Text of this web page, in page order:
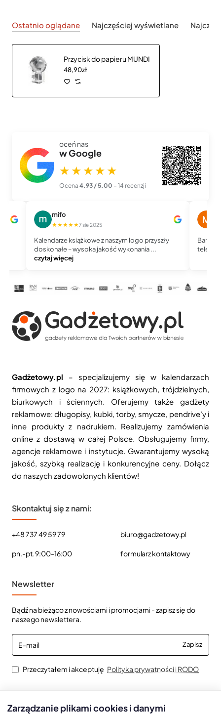
Ostatnio oglądane Najczęściej wyświetlane
Przycisk do papieru MUNDI
48,90zł
oceń nas
w Google
★★★★★
Ocena 4.93 / 5.00 – 14 recenzji
mifo
★★★★★7 sie 2025
Kalendarze książkowe z naszym logo przyszły
doskonałe – wysoka jakość wykonania ...
czytaj więcej
Bardzo
Gadżetowy.pl – specjalizujemy się w kalendarzach
firmowych z logo na 2027: książkowych, trójdzielnych,
biurkowych i ściennych. Oferujemy także gadżety
reklamowe: długopisy, kubki, torby, smycze, pendrive’y i
inne produkty z nadrukiem. Realizujemy zamówienia
online z dostawą w całej Polsce. Obsługujemy firmy,
agencje reklamowe i instytucje. Gwarantujemy wysoką
jakość, szybką realizację i konkurencyjne ceny. Dołącz
do naszych zadowolonych klientów!
Skontaktuj się z nami:
+48 737 49 59 79
pn.-pt. 9:00-16:00
biuro@gadzetowy.pl
formularz kontaktowy
Newsletter
Bądź na bieżąco z nowościami i promocjami - zapisz się do
naszego newslettera.
E-
mail
Zapisz
Przeczytałem i akceptuję Polityka prywatności i RODO
Zarządzanie plikami cookies i danymi